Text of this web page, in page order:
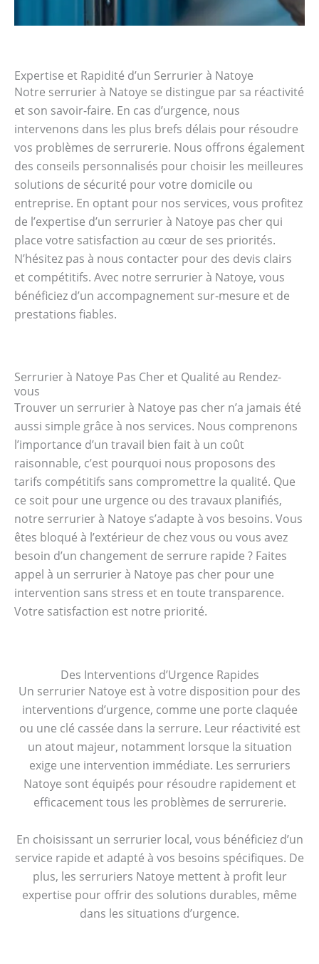
Expertise et Rapidité d’un Serrurier à Natoye
Notre serrurier à Natoye se distingue par sa réactivité
et son savoir-faire. En cas d’urgence, nous
intervenons dans les plus brefs délais pour résoudre
vos problèmes de serrurerie. Nous offrons également
des conseils personnalisés pour choisir les meilleures
solutions de sécurité pour votre domicile ou
entreprise. En optant pour nos services, vous profitez
de l’expertise d’un serrurier à Natoye pas cher qui
place votre satisfaction au cœur de ses priorités.
N’hésitez pas à nous contacter pour des devis clairs
et compétitifs. Avec notre serrurier à Natoye, vous
bénéficiez d’un accompagnement sur-mesure et de
prestations fiables.
Serrurier à Natoye Pas Cher et Qualité au Rendez-
vous
Trouver un serrurier à Natoye pas cher n’a jamais été
aussi simple grâce à nos services. Nous comprenons
l’importance d’un travail bien fait à un coût
raisonnable, c’est pourquoi nous proposons des
tarifs compétitifs sans compromettre la qualité. Que
ce soit pour une urgence ou des travaux planifiés,
notre serrurier à Natoye s’adapte à vos besoins. Vous
êtes bloqué à l’extérieur de chez vous ou vous avez
besoin d’un changement de serrure rapide ? Faites
appel à un serrurier à Natoye pas cher pour une
intervention sans stress et en toute transparence.
Votre satisfaction est notre priorité.
Des Interventions d’Urgence Rapides
Un serrurier Natoye est à votre disposition pour des
interventions d’urgence, comme une porte claquée
ou une clé cassée dans la serrure. Leur réactivité est
un atout majeur, notamment lorsque la situation
exige une intervention immédiate. Les serruriers
Natoye sont équipés pour résoudre rapidement et
efficacement tous les problèmes de serrurerie.
En choisissant un serrurier local, vous bénéficiez d’un
service rapide et adapté à vos besoins spécifiques. De
plus, les serruriers Natoye mettent à profit leur
expertise pour offrir des solutions durables, même
dans les situations d’urgence.